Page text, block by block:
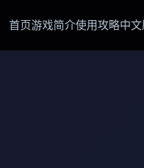
首页游戏简介使用攻略中